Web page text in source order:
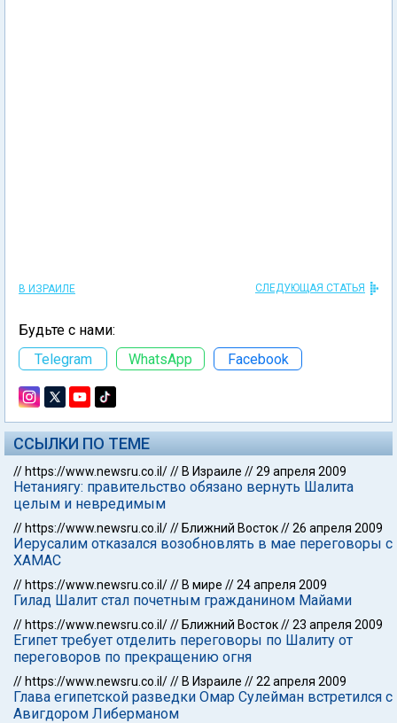
В ИЗРАИЛЕ СЛЕДУЮЩАЯ СТАТЬЯ
Будьте с нами:
Telegram
WhatsApp Facebook
ССЫЛКИ ПО ТЕМЕ
// https://www.newsru.co.il/// В Израиле //29 апреля 2009
Нетаниягу: правительство обязано вернуть Шалита
целым и невредимым
// https://www.newsru.co.il/// Ближний Восток//26 апреля 2009
Иерусалим отказался возобновлять в мае переговоры с
ХАМАС
// https://www.newsru.co.il/// В мире //24 апреля 2009
Гилад Шалит стал почетным гражданином Майами
// https://www.newsru.co.il/// Ближний Восток//23 апреля 2009
Египет требует отделить переговоры по Шалиту от
переговоров по прекращению огня
// https://www.newsru.co.il/// В Израиле //22 апреля 2009
Глава египетской разведки Омар Сулейман встретился с
Авигдором Либерманом